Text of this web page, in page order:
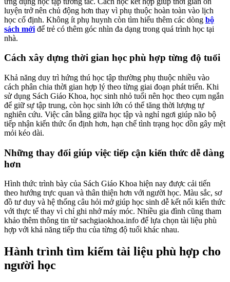
luyện trở nên chủ động hơn thay vì phụ thuộc hoàn toàn vào lịch
học cố định. Không ít phụ huynh còn tìm hiểu thêm các dòng bộ
sách mới để trẻ có thêm góc nhìn đa dạng trong quá trình học tại
nhà.
Cách xây dựng thời gian học phù hợp từng độ tuổi
Khả năng duy trì hứng thú học tập thường phụ thuộc nhiều vào
cách phân chia thời gian hợp lý theo từng giai đoạn phát triển. Khi
sử dụng Sách Giáo Khoa, học sinh nhỏ tuổi nên học theo cụm ngắn
để giữ sự tập trung, còn học sinh lớn có thể tăng thời lượng tự
nghiên cứu. Việc cân bằng giữa học tập và nghỉ ngơi giúp não bộ
tiếp nhận kiến thức ổn định hơn, hạn chế tình trạng học dồn gây mệt
mỏi kéo dài.
Những thay đổi giúp việc tiếp cận kiến thức dễ dàng
hơn
Hình thức trình bày của Sách Giáo Khoa hiện nay được cải tiến
theo hướng trực quan và thân thiện hơn với người học. Màu sắc, sơ
đồ tư duy và hệ thống câu hỏi mở giúp học sinh dễ kết nối kiến thức
với thực tế thay vì chỉ ghi nhớ máy móc. Nhiều gia đình cũng tham
khảo thêm thông tin từ sachgiaokhoa.info để lựa chọn tài liệu phù
hợp với khả năng tiếp thu của từng độ tuổi khác nhau.
Hành trình tìm kiếm tài liệu phù hợp cho
người học